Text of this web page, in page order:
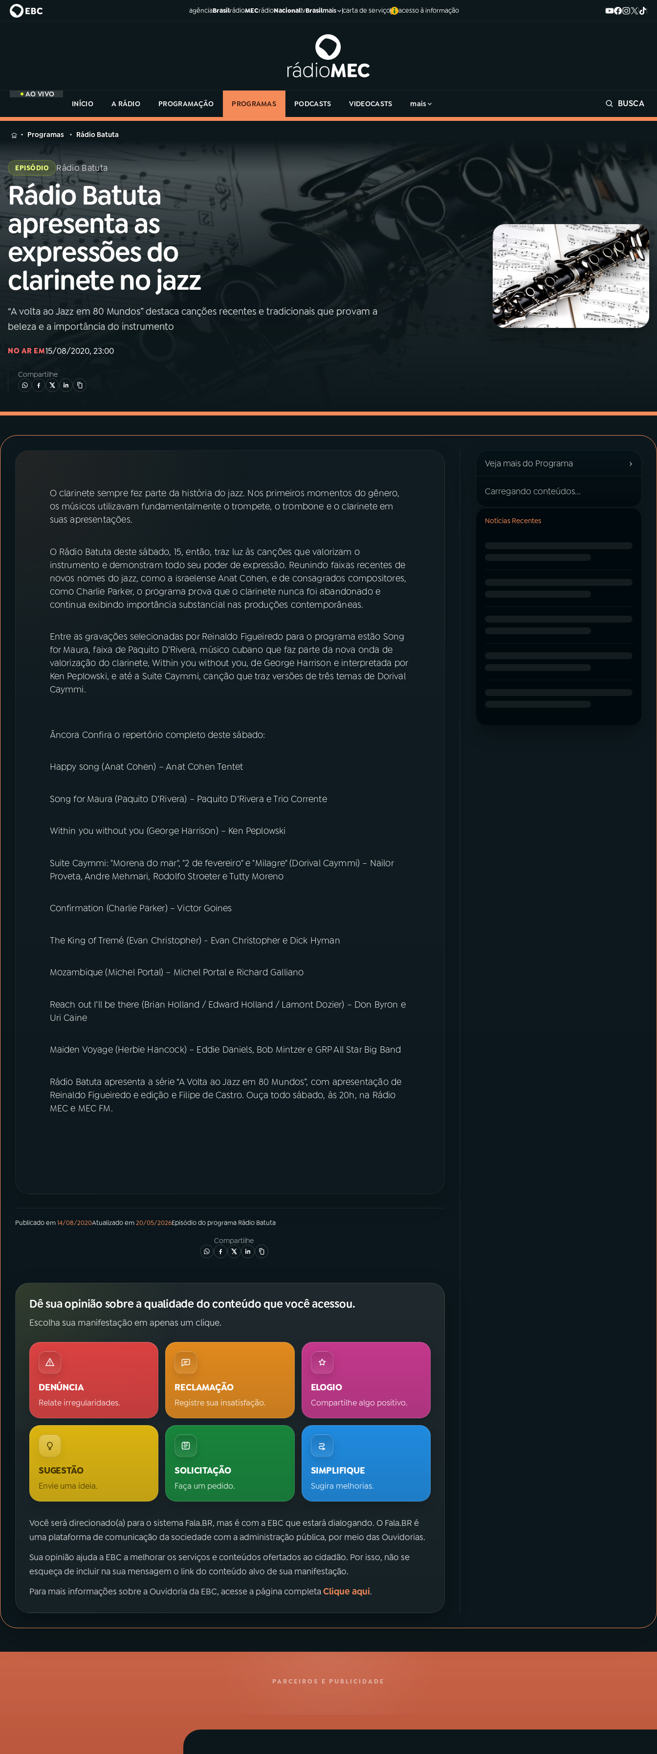
agênciaBrasilrádioMECrádioNacionaltvBrasilmais carta de serviço acesso à informação
AO VIVO
INÍCIO
A RÁDIO PROGRAMAÇÃO PROGRAMAS PODCASTS VIDEOCASTS mais BUSCA
MENU
Buscar
na
Rádio
MEC
Buscar
Início
01INÍCIO
02A RÁDIO
03PROGRAMAÇÃO
05PODCASTS
ACOMPANHE A RÁDIO MEC
Instagram X
na
Rádio
MEC
Programas Rádio Batuta
EPISÓDIO Rádio Batuta
Rádio Batuta
apresenta as
expressões do
clarinete no jazz
“A volta ao Jazz em 80 Mundos” destaca canções recentes e tradicionais que provam a
beleza e a importância do instrumento
NO AR EM15/08/2020, 23:00
Compartilhe
O clarinete sempre fez parte da história do jazz. Nos primeiros momentos do gênero,
os músicos utilizavam fundamentalmente o trompete, o trombone e o clarinete em
suas apresentações.
O Rádio Batuta deste sábado, 15, então, traz luz às canções que valorizam o
instrumento e demonstram todo seu poder de expressão. Reunindo faixas recentes de
novos nomes do jazz, como a israelense Anat Cohen, e de consagrados compositores,
como Charlie Parker, o programa prova que o clarinete nunca foi abandonado e
continua exibindo importância substancial nas produções contemporâneas.
Entre as gravações selecionadas por Reinaldo Figueiredo para o programa estão Song
for Maura, faixa de Paquito D’Rivera, músico cubano que faz parte da nova onda de
valorização do clarinete, Within you without you, de George Harrison e interpretada por
Ken Peplowski, e até a Suite Caymmi, canção que traz versões de três temas de Dorival
Caymmi.
Âncora Confira o repertório completo deste sábado:
Happy song (Anat Cohen) – Anat Cohen Tentet
Song for Maura (Paquito D’Rivera) – Paquito D’Rivera e Trio Corrente
Within you without you (George Harrison) – Ken Peplowski
Suite Caymmi: "Morena do mar", "2 de fevereiro" e "Milagre" (Dorival Caymmi) – Nailor
Proveta, Andre Mehmari, Rodolfo Stroeter e Tutty Moreno
Confirmation (Charlie Parker) – Victor Goines
The King of Tremé (Evan Christopher) - Evan Christopher e Dick Hyman
Mozambique (Michel Portal) – Michel Portal e Richard Galliano
Reach out I’ll be there (Brian Holland / Edward Holland / Lamont Dozier) – Don Byron e
Uri Caine
Maiden Voyage (Herbie Hancock) – Eddie Daniels, Bob Mintzer e GRP All Star Big Band
Rádio Batuta apresenta a série “A Volta ao Jazz em 80 Mundos”, com apresentação de
Reinaldo Figueiredo e edição e Filipe de Castro. Ouça todo sábado, às 20h, na Rádio
MEC e MEC FM.
Publicado em14/08/2020Atualizado em20/05/2026Episódiodo programa Rádio Batuta
Compartilhe
Dê sua opinião sobre a qualidade do conteúdo que você acessou.
Escolha sua manifestação em apenas um clique.
DENÚNCIA
Relate irregularidades.
RECLAMAÇÃO
Registre sua insatisfação.
ELOGIO
Compartilhe algo positivo.
SUGESTÃO
Envie uma ideia.
SOLICITAÇÃO
Faça um pedido.
SIMPLIFIQUE
Sugira melhorias.
Você será direcionado(a) para o sistema Fala.BR, mas é com a EBC que estará dialogando. O Fala.BR é
uma plataforma de comunicação da sociedade com a administração pública, por meio das Ouvidorias.
Sua opinião ajuda a EBC a melhorar os serviços e conteúdos ofertados ao cidadão. Por isso, não se
esqueça de incluir na sua mensagem o link do conteúdo alvo de sua manifestação.
Para mais informações sobre a Ouvidoria da EBC, acesse a página completaClique aqui.
Veja mais do Programa ›
Carregando conteúdos...
Notícias Recentes
PARCEIROS E PUBLICIDADE